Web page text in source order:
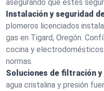
asegurando que estés
Instalación y seguridad
plomeros licenciados
gas en Tigard, Oregón.
cocina y
normas.
Soluciones de filtración y
agua cristalina y presión